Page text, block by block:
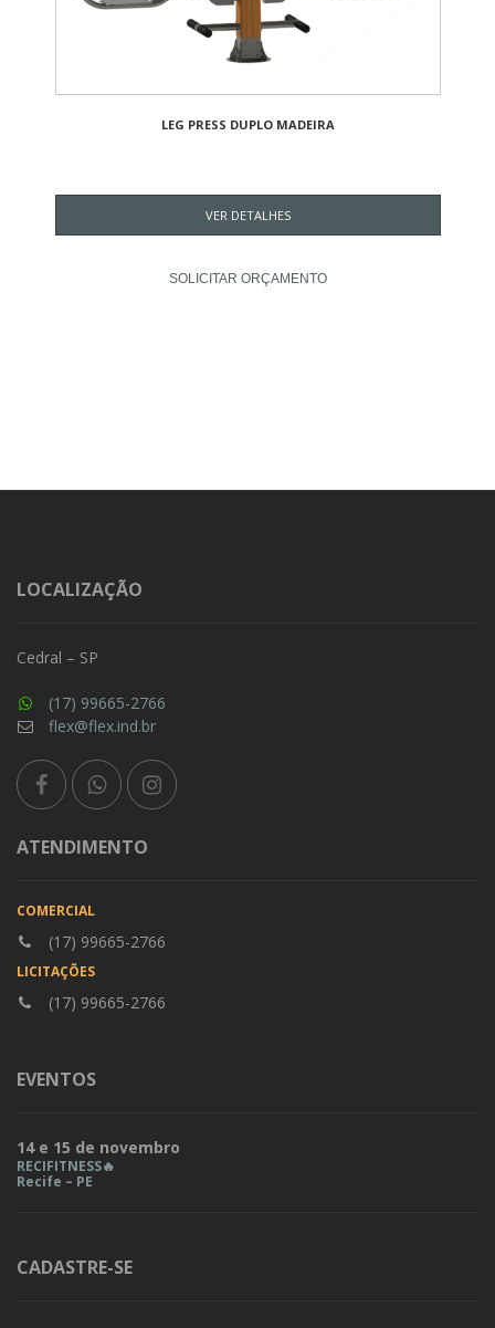
LEG PRESS DUPLO MADEIRA
VER DETALHES
SOLICITAR ORÇAMENTO
LOCALIZAÇÃO
Cedral – SP
(17) 99665-2766
flex@flex.ind.br
ATENDIMENTO
COMERCIAL
(17) 99665-2766
LICITAÇÕES
(17) 99665-2766
EVENTOS
14 e 15 de novembro
RECIFITNESS🔥
Recife – PE
CADASTRE-SE